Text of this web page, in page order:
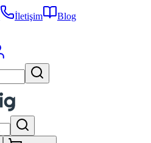
İletişim
Blog